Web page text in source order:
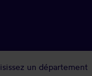
un département